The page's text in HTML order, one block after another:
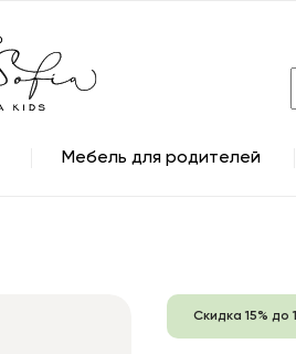
Мебель для родителей
Скидка 15% до